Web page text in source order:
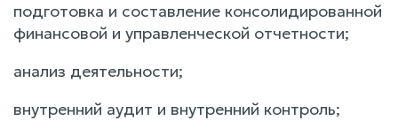
подготовка и составление консолидированной
финансовой и управленческой отчетности;
анализ деятельности;
внутренний аудит и внутренний контроль;